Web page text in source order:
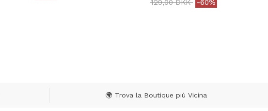
129,00 DKK -60%
🌍 Trova la Boutique più Vicina